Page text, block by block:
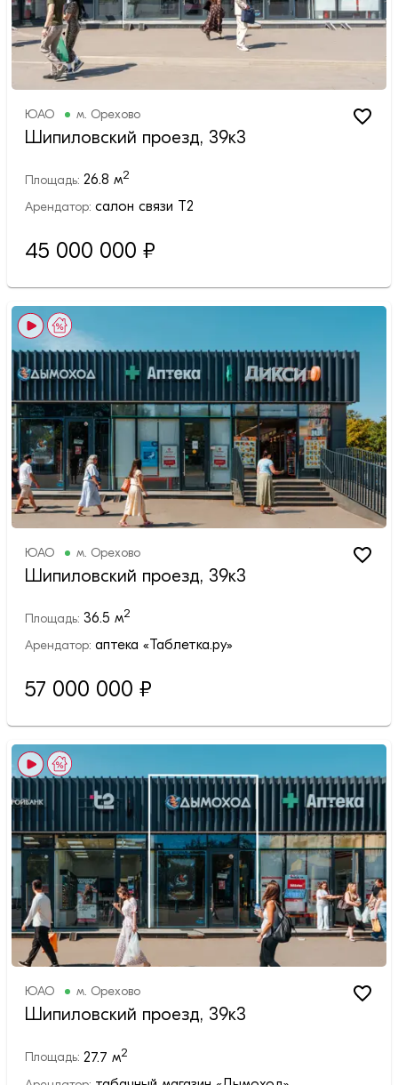
ЮАО м. Орехово
Шипиловский проезд, 39к3
Площадь: 26.8 м2
Арендатор: салон связи Т2
45 000 000 ₽
ЮАО м. Орехово
Шипиловский проезд, 39к3
Площадь: 36.5 м2
Арендатор: аптека «Таблетка.ру»
57 000 000 ₽
ЮАО м. Орехово
Шипиловский проезд, 39к3
Площадь: 27.7 м2